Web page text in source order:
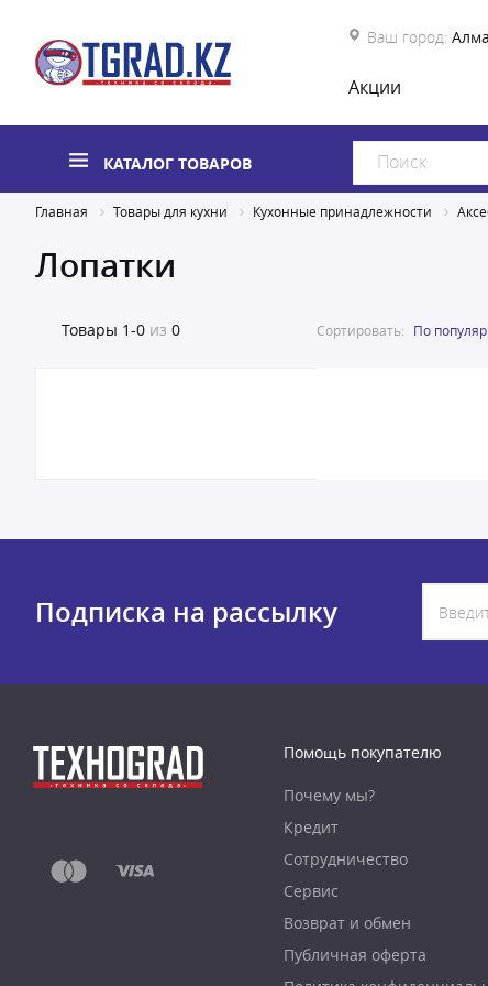
Ваш город:
Акции
КАТАЛОГ ТОВАРОВ
Главная Товары для кухни Кухонные принадлежности
Лопатки
Товары 1-0 из 0 Сортировать: По
Подписка на рассылку
Помощь покупателю
Почему мы?
Кредит
Сотрудничество
Сервис
Возврат и обмен
Публичная оферта